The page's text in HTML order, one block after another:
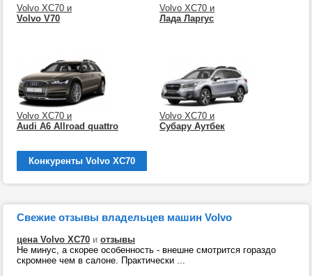
Volvo XC70 и
Volvo V70
Volvo XC70 и
Лада Ларгус
Volvo XC70 и
Audi A6 Allroad quattro
Volvo XC70 и
Субару Аутбек
Конкуренты Volvo XC70
Свежие отзывы владельцев машин Volvo
цена Volvo XC70 и отзывы
Не минус, а скорее особенность - внешне смотрится гораздо
скромнее чем в салоне. Практически ...